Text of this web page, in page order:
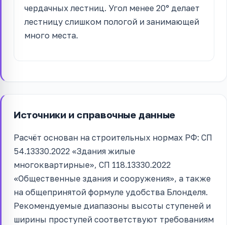
чердачных лестниц. Угол менее 20° делает
лестницу слишком пологой и занимающей
много места.
Источники и справочные данные
Расчёт основан на строительных нормах РФ: СП
54.13330.2022 «Здания жилые
многоквартирные», СП 118.13330.2022
«Общественные здания и сооружения», а также
на общепринятой формуле удобства Блонделя.
Рекомендуемые диапазоны высоты ступеней и
ширины проступей соответствуют требованиям